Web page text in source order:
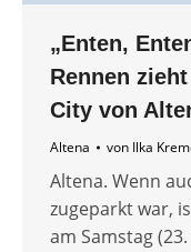
„Enten,
Rennen
City von
Altena von Ilka
Altena. Wenn
zugeparkt war,
am Samstag